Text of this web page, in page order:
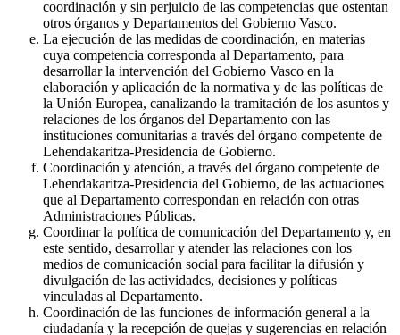
coordinación y sin perjuicio de las competencias que ostentan
otros órganos y Departamentos del Gobierno Vasco.
La ejecución de las medidas de coordinación, en materias
cuya competencia corresponda al Departamento, para
desarrollar la intervención del Gobierno Vasco en la
elaboración y aplicación de la normativa y de las políticas de
la Unión Europea, canalizando la tramitación de los asuntos y
relaciones de los órganos del Departamento con las
instituciones comunitarias a través del órgano competente de
Lehendakaritza-Presidencia de Gobierno.
Coordinación y atención, a través del órgano competente de
Lehendakaritza-Presidencia del Gobierno, de las actuaciones
que al Departamento correspondan en relación con otras
Administraciones Públicas.
Coordinar la política de comunicación del Departamento y, en
este sentido, desarrollar y atender las relaciones con los
medios de comunicación social para facilitar la difusión y
divulgación de las actividades, decisiones y políticas
vinculadas al Departamento.
Coordinación de las funciones de información general a la
ciudadanía y la recepción de quejas y sugerencias en relación